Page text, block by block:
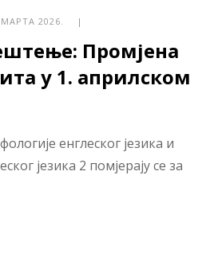
МАРТА 2026. |
Промјена
у 1. априлском
енглеског језика и
језика 2 помјерају се за